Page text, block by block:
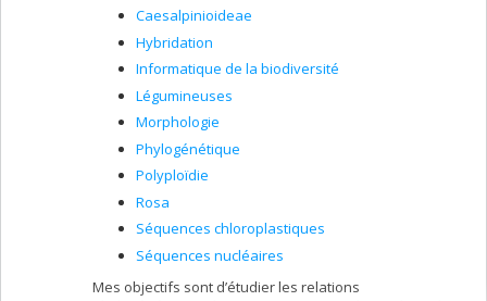
Caesalpinioideae
Hybridation
Informatique de la biodiversité
Légumineuses
Morphologie
Phylogénétique
Polyploïdie
Rosa
Séquences chloroplastiques
Séquences nucléaires
Mes objectifs sont d’étudier les relations